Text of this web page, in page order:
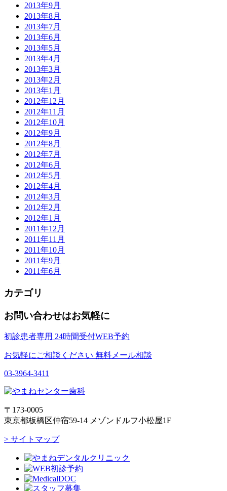
2013年9月
2013年8月
2013年7月
2013年6月
2013年5月
2013年4月
2013年3月
2013年2月
2013年1月
2012年12月
2012年11月
2012年10月
2012年9月
2012年8月
2012年7月
2012年6月
2012年5月
2012年4月
2012年3月
2012年2月
2012年1月
2011年12月
2011年11月
2011年10月
2011年9月
2011年6月
カテゴリ
お問い合わせはお気軽に
初診患者専用 24時間受付WEB予約
お気軽にご相談ください 無料メール相談
03-3964-3411
〒173-0005
東京都板橋区仲宿59-14 メゾンドルフ小松屋1F
> サイトマップ